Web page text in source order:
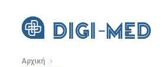
Αρχική